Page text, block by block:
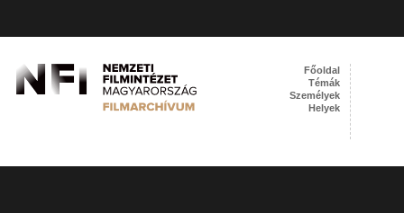
Főoldal
Témák
Személyek
Helyek